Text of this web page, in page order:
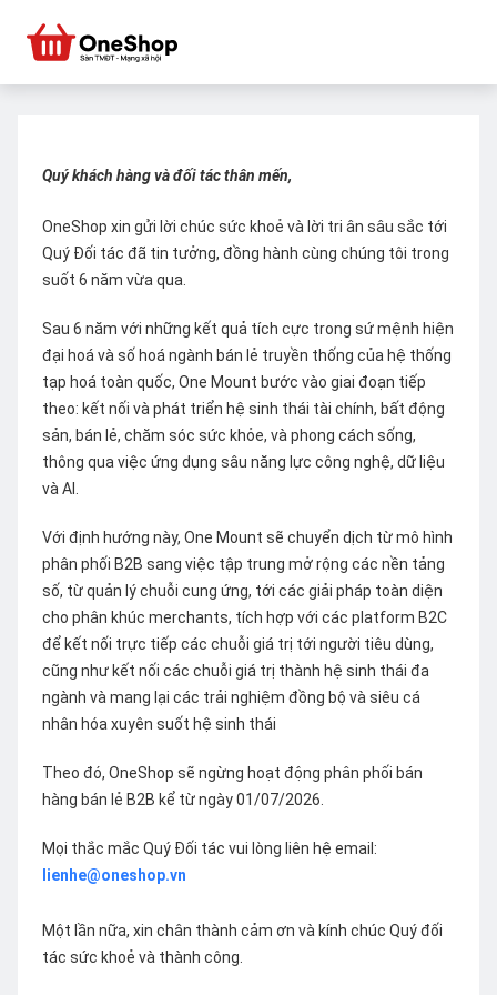
Quý khách hàng và đối tác thân mến,
OneShop xin gửi lời chúc sức khoẻ và lời tri ân sâu sắc tới
Quý Đối tác đã tin tưởng, đồng hành cùng chúng tôi trong
suốt 6 năm vừa qua.
Sau 6 năm với những kết quả tích cực trong sứ mệnh hiện
đại hoá và số hoá ngành bán lẻ truyền thống của hệ thống
tạp hoá toàn quốc, One Mount bước vào giai đoạn tiếp
theo: kết nối và phát triển hệ sinh thái tài chính, bất động
sản, bán lẻ, chăm sóc sức khỏe, và phong cách sống,
thông qua việc ứng dụng sâu năng lực công nghệ, dữ liệu
và AI.
Với định hướng này, One Mount sẽ chuyển dịch từ mô hình
phân phối B2B sang việc tập trung mở rộng các nền tảng
số, từ quản lý chuỗi cung ứng, tới các giải pháp toàn diện
cho phân khúc merchants, tích hợp với các platform B2C
để kết nối trực tiếp các chuỗi giá trị tới người tiêu dùng,
cũng như kết nối các chuỗi giá trị thành hệ sinh thái đa
ngành và mang lại các trải nghiệm đồng bộ và siêu cá
nhân hóa xuyên suốt hệ sinh thái
Theo đó, OneShop sẽ ngừng hoạt động phân phối bán
hàng bán lẻ B2B kể từ ngày 01/07/2026.
Mọi thắc mắc Quý Đối tác vui lòng liên hệ email:
lienhe@oneshop.vn
Một lần nữa, xin chân thành cảm ơn và kính chúc Quý đối
tác sức khoẻ và thành công.